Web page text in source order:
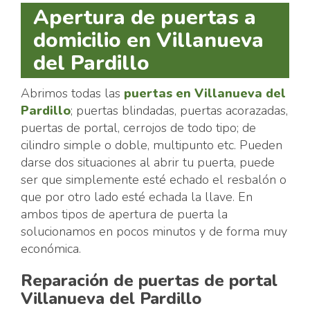
Apertura de puertas a
domicilio en Villanueva
del Pardillo
Abrimos todas las puertas en Villanueva del
Pardillo; puertas blindadas, puertas acorazadas,
puertas de portal, cerrojos de todo tipo; de
cilindro simple o doble, multipunto etc. Pueden
darse dos situaciones al abrir tu puerta, puede
ser que simplemente esté echado el resbalón o
que por otro lado esté echada la llave. En
ambos tipos de apertura de puerta la
solucionamos en pocos minutos y de forma muy
económica.
Reparación de puertas de portal
Villanueva del Pardillo